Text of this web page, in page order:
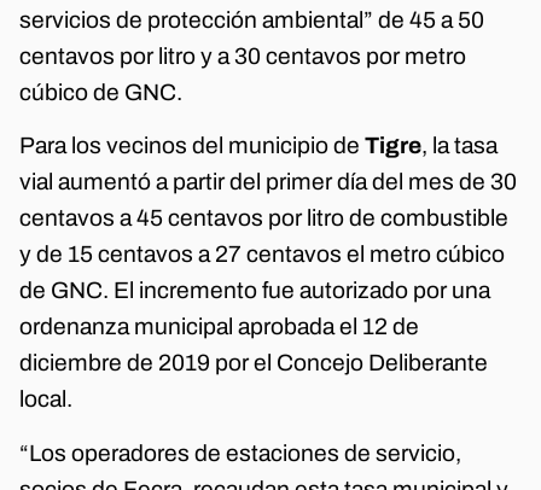
servicios de protección ambiental” de 45 a 50
centavos por litro y a 30 centavos por metro
cúbico de GNC.
Para los vecinos del municipio de Tigre, la tasa
vial aumentó a partir del primer día del mes de 30
centavos a 45 centavos por litro de combustible
y de 15 centavos a 27 centavos el metro cúbico
de GNC. El incremento fue autorizado por una
ordenanza municipal aprobada el 12 de
diciembre de 2019 por el Concejo Deliberante
local.
“Los operadores de estaciones de servicio,